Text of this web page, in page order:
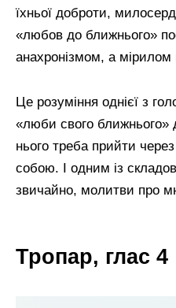
їхньої доброти,
«любов до ближнього»
анахронізмом, а мірилом
Це розуміння однієї з
«люби свого ближнього»
нього треба прийти
собою. І одним із
звичайно, молитви про
Тропар, глас 4